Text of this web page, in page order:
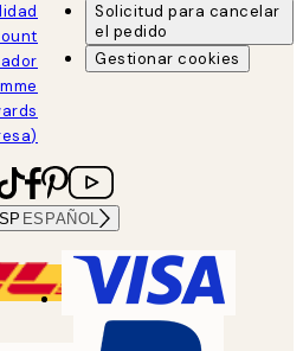
Solicitud para cancelar
el pedido
Gestionar cookies
ESPAÑOL